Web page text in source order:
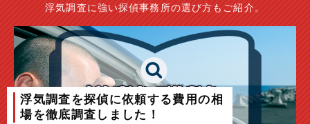
浮気調査に強い探偵事務所の選び方もご紹介。
浮気調査を探偵に依頼する費用の相
場を徹底調査しました！